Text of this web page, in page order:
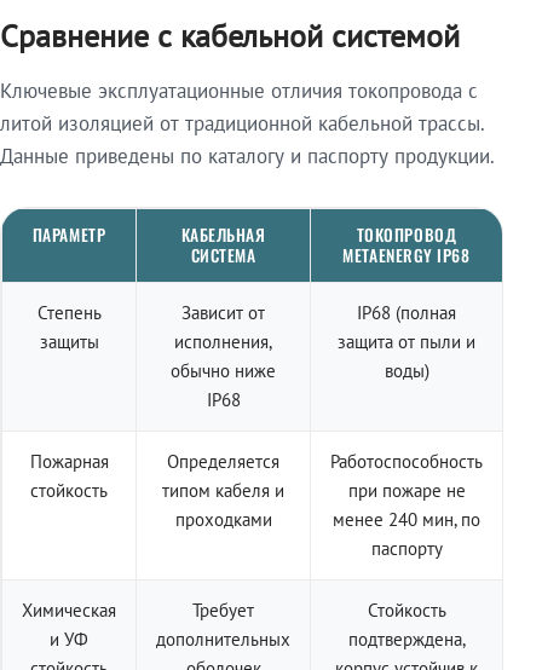
Сравнение с кабельной системой
Ключевые эксплуатационные отличия токопровода с
литой изоляцией от традиционной кабельной трассы.
Данные приведены по каталогу и паспорту продукции.
ПАРАМЕТР
КАБЕЛЬНАЯ
СИСТЕМА
ТОКОПРОВОД
METAENERGY IP68
Степень
защиты
Зависит от
исполнения,
обычно ниже
IP68
IP68 (полная
защита от пыли и
воды)
Пожарная
стойкость
Определяется
типом кабеля и
проходками
Работоспособность
при пожаре не
менее 240 мин, по
паспорту
Химическая
и УФ
Требует
дополнительных
Стойкость
подтверждена,